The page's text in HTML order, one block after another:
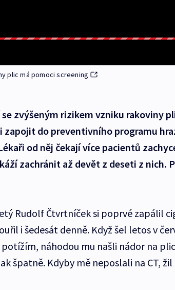
plic má pomoci screening
zvýšeným rizikem vzniku rakoviny
zapojit do preventivního programu
od něj čekají více pacientů
zachránit až devět z deseti z nich.
Rudolf Čtvrtníček si poprvé zapálil
i šedesát denně. Když šel letos v
náhodou mu našli nádor na
špatně. Kdyby mě neposlali na CT,